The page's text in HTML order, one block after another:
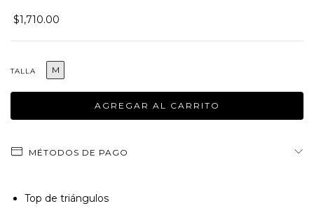
$1,710.00
TALLA M
MÉTODOS DE PAGO
Top de triángulos